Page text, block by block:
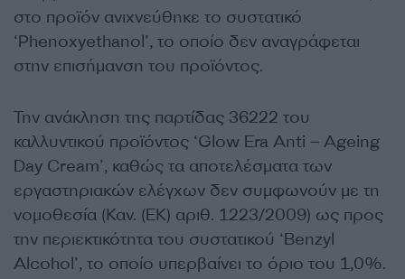
στο προϊόν ανιχνεύθηκε το συστατικό
‘Phenoxyethanol’, το οποίο δεν αναγράφεται
στην επισήμανση του προϊόντος.
Την ανάκληση της παρτίδας 36222 του
καλλυντικού προϊόντος ‘Glow Era Anti – Ageing
Day Cream’, καθώς τα αποτελέσματα των
εργαστηριακών ελέγχων δεν συμφωνούν με τη
νομοθεσία (Καν. (ΕΚ) αριθ. 1223/2009) ως προς
την περιεκτικότητα του συστατικού ‘Benzyl
Alcohol’, το οποίο υπερβαίνει το όριο του 1,0%.